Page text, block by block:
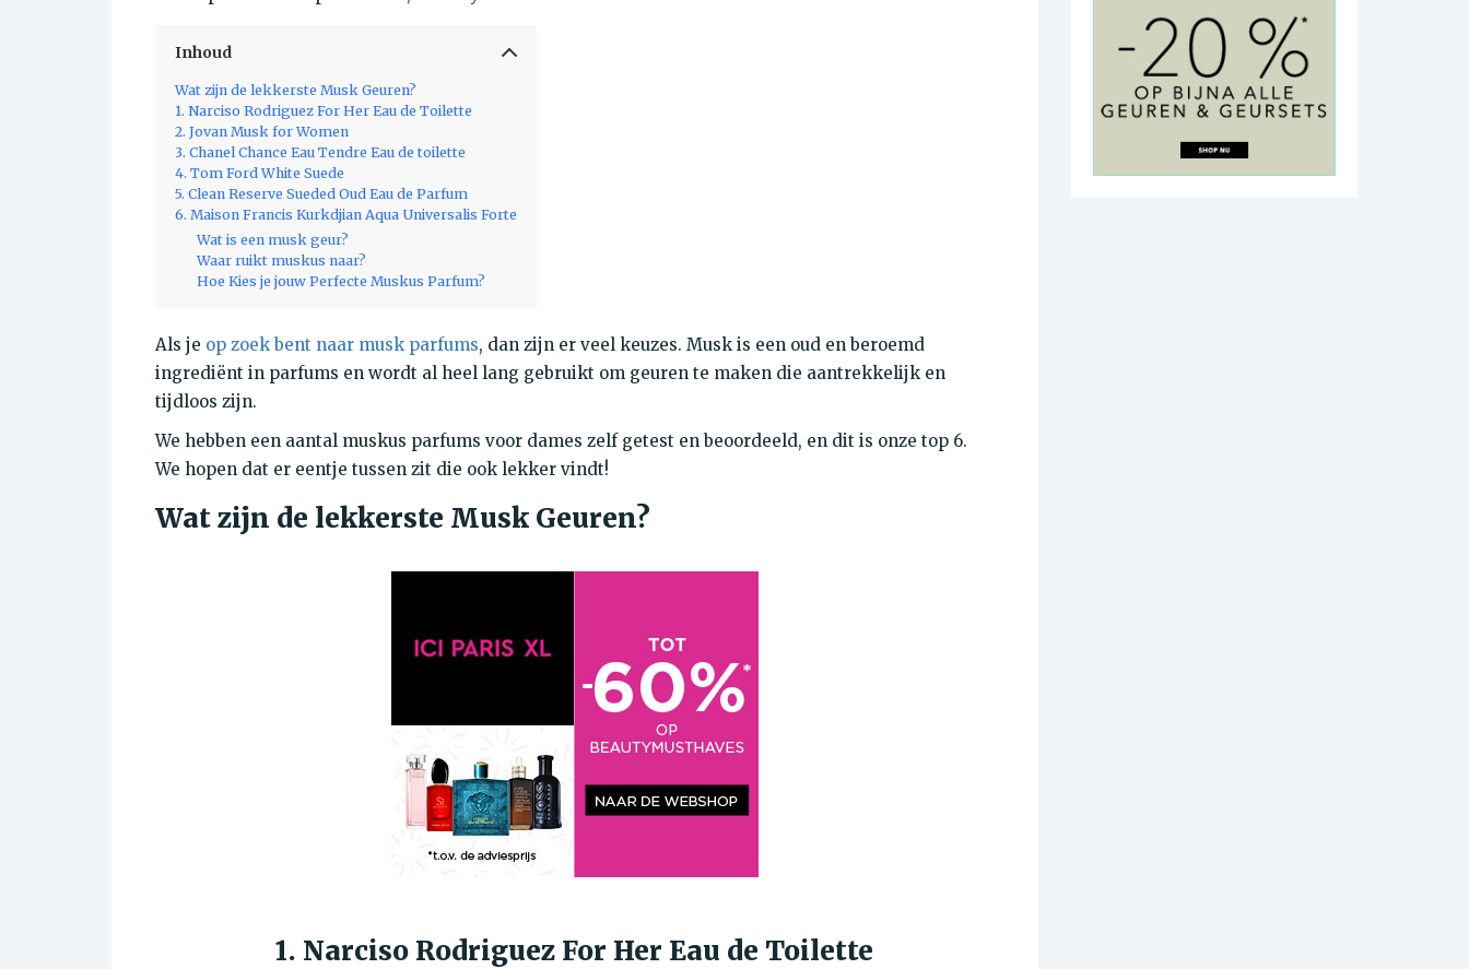
Inhoud
Wat zijn de lekkerste Musk Geuren?
1. Narciso Rodriguez For Her Eau de Toilette
2. Jovan Musk for Women
3. Chanel Chance Eau Tendre Eau de toilette
4. Tom Ford White Suede
5. Clean Reserve Sueded Oud Eau de Parfum
6. Maison Francis Kurkdjian Aqua Universalis Forte
Wat is een musk geur?
Waar ruikt muskus naar?
Hoe Kies je jouw Perfecte Muskus Parfum?
Als je op zoek bent naar musk parfums, dan zijn er veel keuzes. Musk is een oud en beroemd
ingrediënt in parfums en wordt al heel lang gebruikt om geuren te maken die aantrekkelijk en
tijdloos zijn.
We hebben een aantal muskus parfums voor dames zelf getest en beoordeeld, en dit is onze top 6.
We hopen dat er eentje tussen zit die ook lekker vindt!
Wat zijn de lekkerste Musk Geuren?
1. Narciso Rodriguez For Her Eau de Toilette